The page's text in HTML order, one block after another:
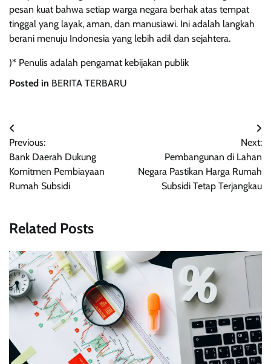
pesan kuat bahwa setiap warga negara berhak atas tempat
tinggal yang layak, aman, dan manusiawi. Ini adalah langkah
berani menuju Indonesia yang lebih adil dan sejahtera.
)* Penulis adalah pengamat kebijakan publik
Posted in BERITA TERBARU
Navigasi
pos
Previous:
Bank Daerah Dukung
Komitmen Pembiayaan
Rumah Subsidi
Next:
Pembangunan di Lahan
Negara Pastikan Harga Rumah
Subsidi Tetap Terjangkau
Related Posts